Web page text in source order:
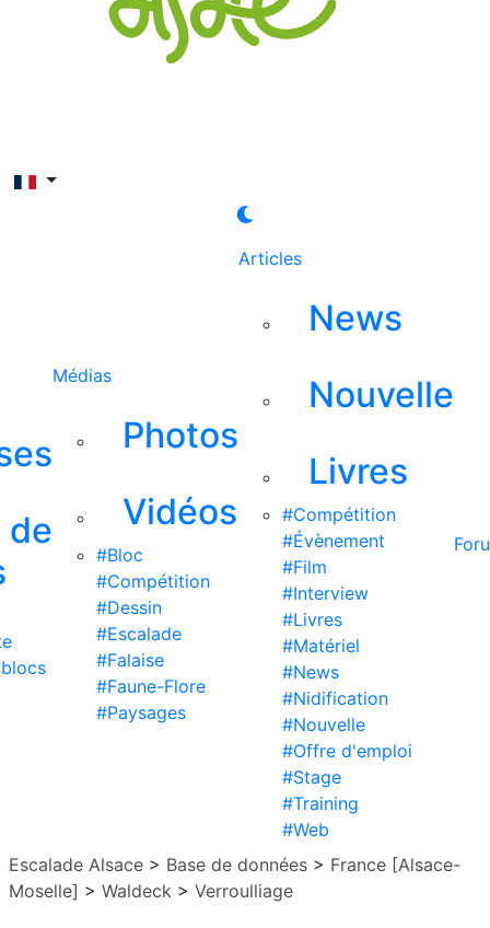
de
Médias
Photos
Vidéos
#Bloc
#Compétition
#Dessin
#Escalade
#Falaise
#Faune-Flore
#Paysages
Articles
News
Nouvelle
Livres
#Compétition
#Évènement
#Film
#Interview
#Livres
#Matériel
#News
#Nidification
#Nouvelle
#Offre d'emploi
#Stage
#Training
#Web
Escalade Alsace > Base de données > France [Alsace-
Moselle] > Waldeck > Verroulliage